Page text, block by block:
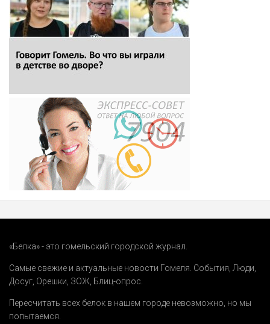
«Белка» - это гомельский городской журнал.
Самые свежие и актуальные новости Гомеля. События Люди
Досуг Орешки ЗОЖ Блиц-опрос
Пересчитать всех белок в нашем городе невозможно, но мы
попытаемся.